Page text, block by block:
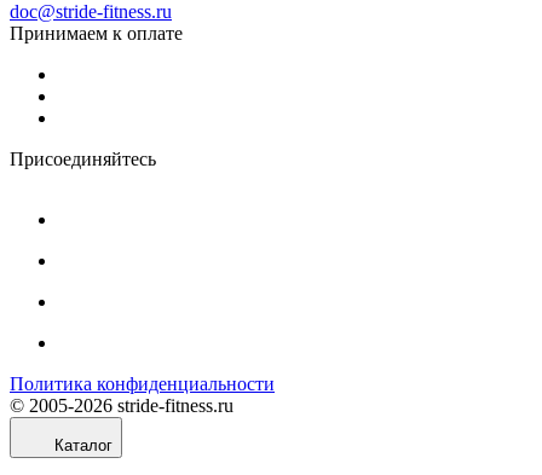
doc@stride-fitness.ru
Принимаем к оплате
Присоединяйтесь
Политика конфиденциальности
© 2005-2026 stride-fitness.ru
Каталог